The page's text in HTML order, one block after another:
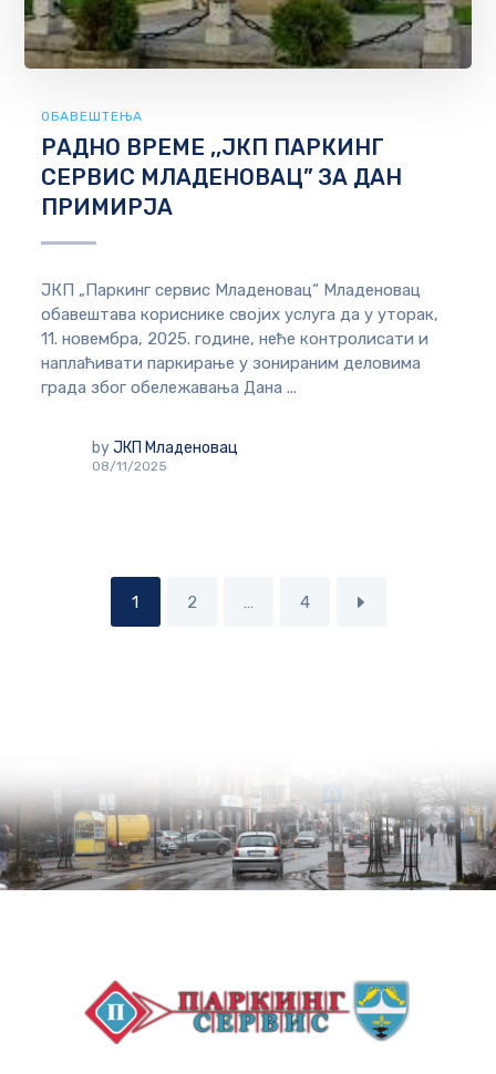
ОБАВЕШТЕЊА
РАДНО ВРЕМЕ ,,ЈКП ПАРКИНГ
СЕРВИС МЛАДЕНОВАЦ” ЗА ДАН
ПРИМИРЈА
ЈКП „Паркинг сервис Младеновац“ Младеновац
обавештава кориснике својих услуга да у уторак,
11. новембра, 2025. године, неће контролисати и
наплаћивати паркирање у зонираним деловима
града због обележавања Дана ...
by ЈКП Младеновац
08/11/2025
1 2 … 4